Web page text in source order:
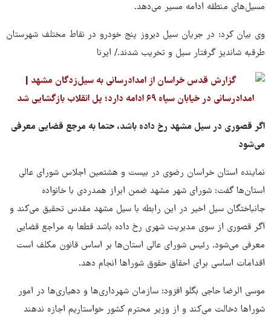
مسیل‌های منطقه ادامه مسیر می‌دهد.
وی بیان کرد: در جریان سیل دیروز پنج خودرو در نقاط مختلف شهرستان
طرقبه شاندیز گرفتار سیل و تخریب شدند./ ایرنا
اگر قصوری در سیل مشهد رخ داده باشد، حتما به مرجع قضایی معرفی
می‌شود
نماینده استان خراسان رضوی در بیست و هشتمین اجلاس شورای عالی
استان‌ها گفت: شورای شهر مشهد ضمن ابراز همدردی با خانواده
جانباختگان سیل اخیر در این رابطه با سیل مشهد مقدس تحقیق می‌کند و
اگر قصوری از سوی مدیریت شهری رخ داده باشد قطعا به مراجع قضایی
معرفی می‌شود. رئیس شورای عالی استان‌ها بر اساس قانون مکلف است
اقدامات اساسی برای احقاق حقوق شوراها انجام دهد.
موسی الرضا حاجی بگلو افزود: سازمان شهرداری‌ها و دهیاری‌ها در امور
شوراها دخالت می‌کند و از وزیر محترم کشور خواستاریم اجازه ندهند